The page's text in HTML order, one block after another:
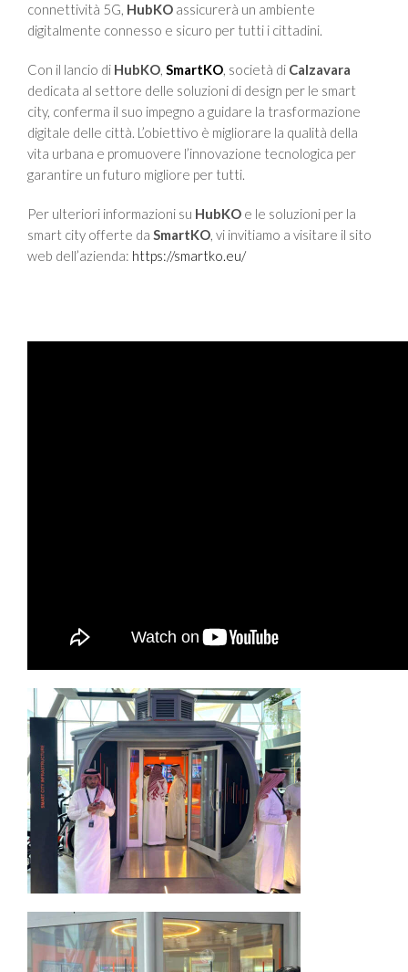
connettività 5G, HubKO assicurerà un ambiente
digitalmente connesso e sicuro per tutti i cittadini.
Con il lancio di HubKO, SmartKO, società di Calzavara
dedicata al settore delle soluzioni di design per le smart
city, conferma il suo impegno a guidare la trasformazione
digitale delle città. L’obiettivo è migliorare la qualità della
vita urbana e promuovere l’innovazione tecnologica per
garantire un futuro migliore per tutti.
Per ulteriori informazioni su HubKO e le soluzioni per la
smart city offerte da SmartKO, vi invitiamo a visitare il sito
web dell’azienda: https://smartko.eu/